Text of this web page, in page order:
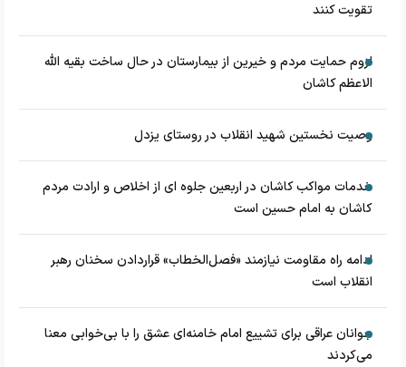
تقویت کنند
لزوم حمایت مردم و خیرین از بیمارستان در حال ساخت بقیه الله
الاعظم کاشان
وصیت نخستین شهید انقلاب در روستای یزدل
خدمات مواکب کاشان در اربعین جلوه ای از اخلاص و ارادت مردم
کاشان به امام حسین است
ادامه راه مقاومت نیازمند «فصل‌الخطاب» قراردادن سخنان رهبر
انقلاب است
جوانان عراقی برای تشییع امام خامنه‌ای عشق را با بی‌خوابی معنا
می‌کردند